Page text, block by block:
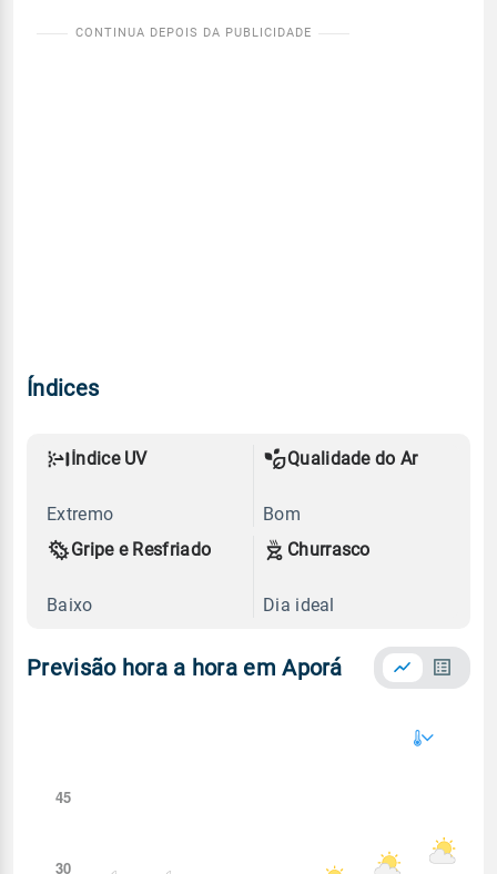
Índices
Índice UV
Extremo
Qualidade do Ar
Bom
Gripe e Resfriado
Baixo
Churrasco
Dia ideal
Previsão hora a hora em Aporá